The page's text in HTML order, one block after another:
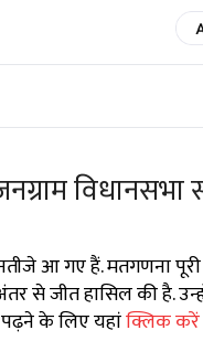
विधानसभा
आ गए हैं. मतगणना
से जीत हासिल की है.
पढ़ने के लिए यहांक्लिक करें